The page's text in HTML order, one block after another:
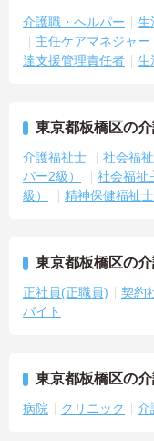
介護職・ヘルパー 生
主任ケアマネジャー
達支援管理責任者
生
東京都板橋区の
介護福祉士 社会福
パー2級）
社会福祉
級）
精神保健福祉士
東京都板橋区の
正社員(正職員) 契約
バイト
東京都板橋区の
病院 クリニック 介